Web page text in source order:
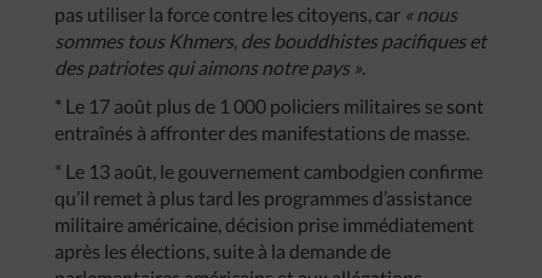
pas utiliser la force contre les citoyens, car « nous
sommes tous Khmers, des bouddhistes pacifiques et
des patriotes qui aimons notre pays ».
* Le 17 août plus de 1 000 policiers militaires se sont
entraînés à affronter des manifestations de masse.
* Le 13 août, le gouvernement cambodgien confirme
qu’il remet à plus tard les programmes d’assistance
militaire américaine, décision prise immédiatement
après les élections, suite à la demande de